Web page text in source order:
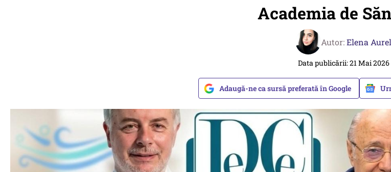
Academia de
Autor:Elena Aurel
Data publicării: 21 Mai 2026
Adaugă-ne ca sursă preferată în Google